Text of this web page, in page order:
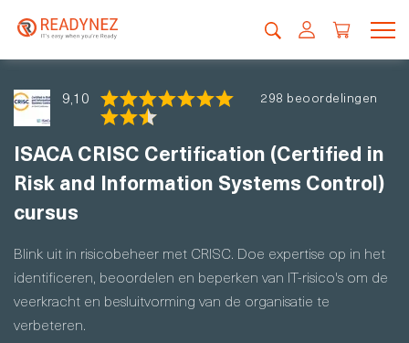
9,10 298 beoordelingen
ISACA CRISC Certification (Certified in
Risk and Information Systems Control)
cursus
Blink uit in risicobeheer met CRISC. Doe expertise op in het
identificeren, beoordelen en beperken van IT-risico's om de
veerkracht en besluitvorming van de organisatie te
verbeteren.